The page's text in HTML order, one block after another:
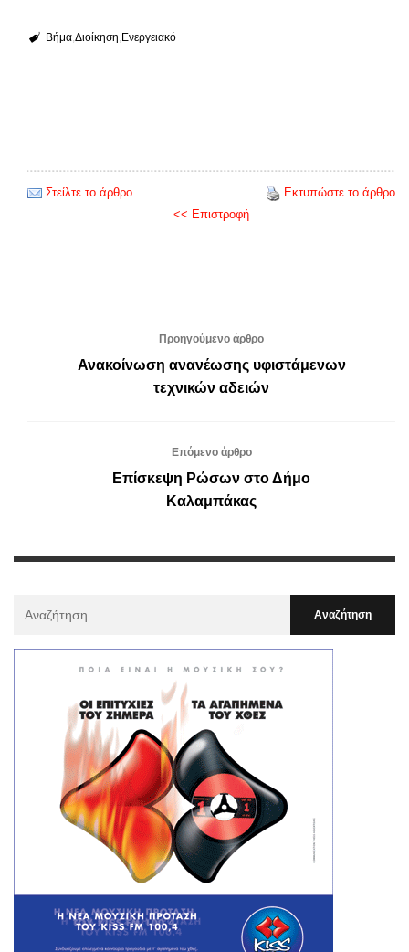
Βήμα Διοίκηση Ενεργειακό
Στείλτε το άρθρο
Εκτυπώστε το άρθρο
<< Επιστροφή
Προηγούμενο άρθρο
Ανακοίνωση ανανέωσης υφιστάμενων
τεχνικών αδειών
Επόμενο άρθρο
Επίσκεψη Ρώσων στο Δήμο
Καλαμπάκας
: